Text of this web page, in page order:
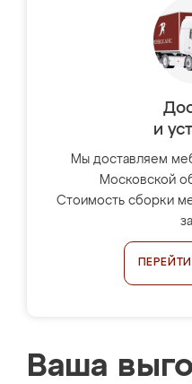
и
Мы доставляем
Московской
Стоимость сборки
Ваша